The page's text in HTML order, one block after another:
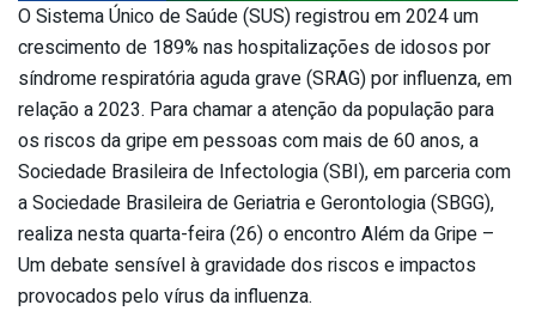
O Sistema Único de Saúde (SUS) registrou em 2024 um
crescimento de 189% nas hospitalizações de idosos por
síndrome respiratória aguda grave (SRAG) por influenza, em
relação a 2023. Para chamar a atenção da população para
os riscos da gripe em pessoas com mais de 60 anos, a
Sociedade Brasileira de Infectologia (SBI), em parceria com
a Sociedade Brasileira de Geriatria e Gerontologia (SBGG),
realiza nesta quarta-feira (26) o encontro Além da Gripe –
Um debate sensível à gravidade dos riscos e impactos
provocados pelo vírus da influenza.